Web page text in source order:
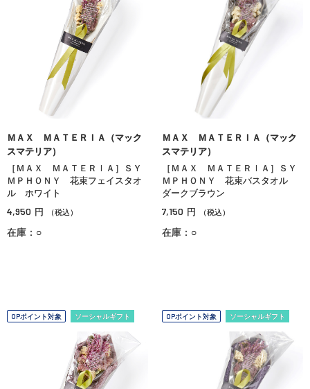
ＭＡＸ ＭＡＴＥＲＩＡ（マック
スマテリア）
［ＭＡＸ ＭＡＴＥＲＩＡ］ＳＹ
ＭＰＨＯＮＹ 花束フェイスタオ
ル ホワイト
4,950 円 （税込）
在庫：○
ＭＡＸ ＭＡＴＥＲＩＡ（マック
スマテリア）
［ＭＡＸ ＭＡＴＥＲＩＡ］ＳＹ
ＭＰＨＯＮＹ 花束バスタオル
ダークブラウン
7,150 円 （税込）
在庫：○
OPポイント対象 ソーシャルギフト OPポイント対象 ソーシャルギフト